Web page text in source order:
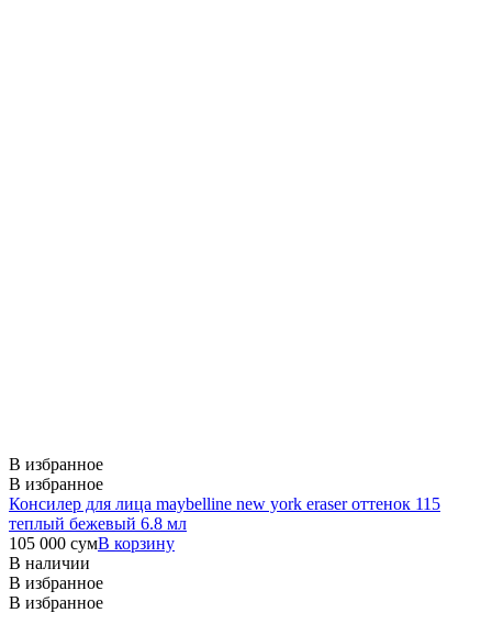
В избранное
В избранное
Консилер для лица maybelline new york eraser оттенок 115
теплый бежевый 6.8 мл
105 000 сумВ корзину
В наличии
В избранное
В избранное